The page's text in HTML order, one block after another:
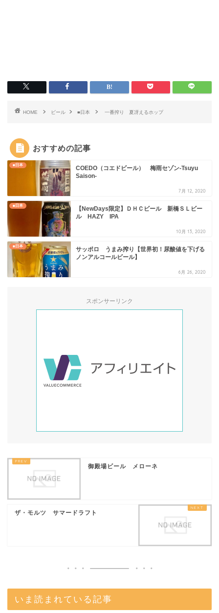
HOME ビール ■日本 一番搾り 夏冴えるホップ
おすすめの記事
■日本
COEDO（コエドビール） 梅雨セゾン-Tsuyu
Saison-
7月 12, 2020
■日本
【NewDays限定】ＤＨＣビール 新橋ＳＬビー
ル HAZY IPA
10月 13, 2020
■日本
サッポロ うまみ搾り【世界初！尿酸値を下げる
ノンアルコールビール】
6月 26, 2020
スポンサーリンク
御殿場ビール メローネ
ザ・モルツ サマードラフト
いま読まれている記事